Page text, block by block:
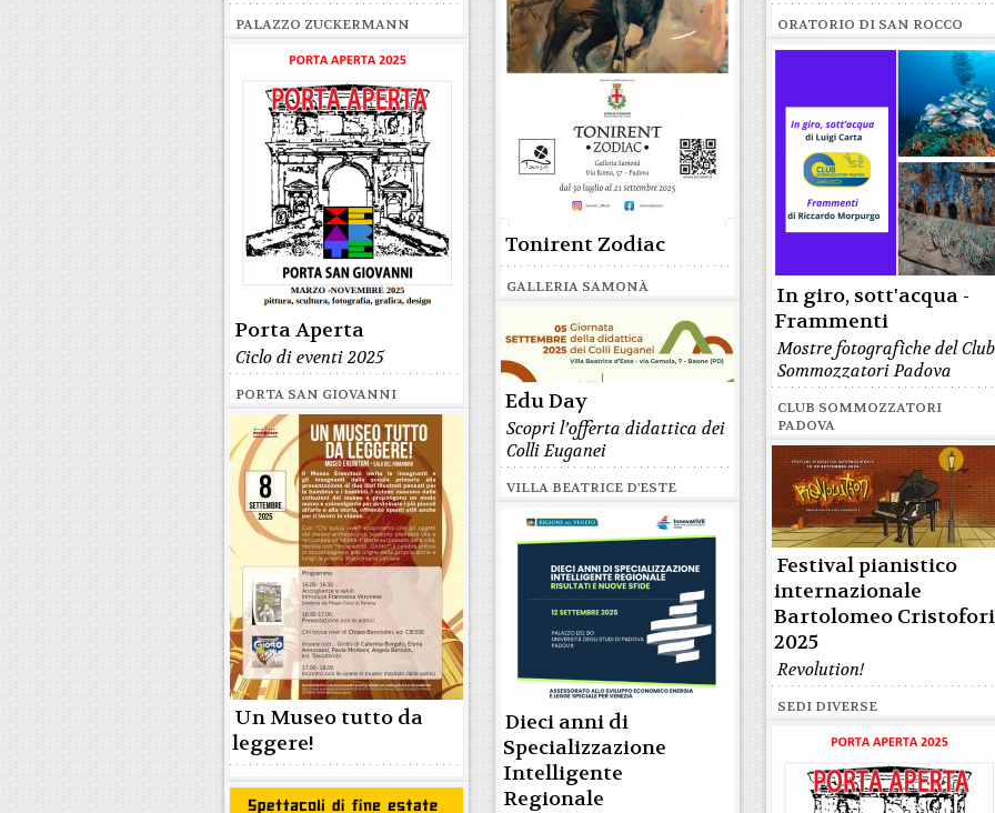
PALAZZO ZUCKERMANN ORATORIO DI SAN ROCCO
Tonirent Zodiac
GALLERIA SAMONÀ
Porta Aperta
Ciclo di eventi 2025
PORTA SAN GIOVANNI
In giro, sott'acqua -
Frammenti
Mostre fotografiche del Club
Sommozzatori Padova
CLUB SOMMOZZATORI
PADOVA
Edu Day
Scopri l’offerta didattica dei
Colli Euganei
VILLA BEATRICE D'ESTE
Un Museo tutto da
leggere!
Festival pianistico
internazionale
Bartolomeo Cristofori
2025
Revolution!
SEDI DIVERSE
Dieci anni di
Specializzazione
Intelligente
Regionale